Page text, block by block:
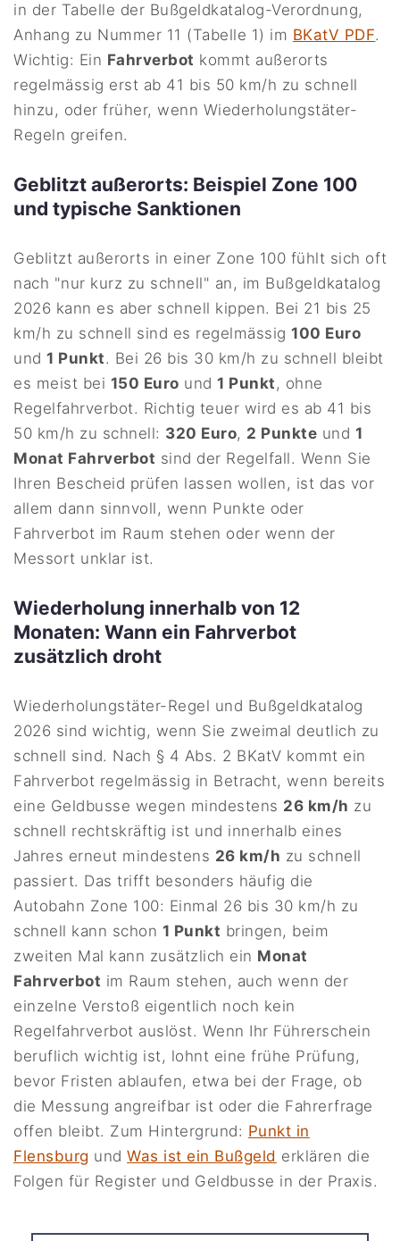
in der Tabelle der Bußgeldkatalog-Verordnung,
Anhang zu Nummer 11 (Tabelle 1) im BKatV PDF.
Wichtig: Ein Fahrverbot kommt außerorts
regelmässig erst ab 41 bis 50 km/h zu schnell
hinzu, oder früher, wenn Wiederholungstäter-
Regeln greifen.
Geblitzt außerorts: Beispiel Zone 100
und typische Sanktionen
Geblitzt außerorts in einer Zone 100 fühlt sich oft
nach "nur kurz zu schnell" an, im Bußgeldkatalog
2026 kann es aber schnell kippen. Bei 21 bis 25
km/h zu schnell sind es regelmässig100 Euro
und1 Punkt. Bei 26 bis 30 km/h zu schnell bleibt
es meist bei 150 Euro und1 Punkt, ohne
Regelfahrverbot. Richtig teuer wird es ab 41 bis
50 km/h zu schnell: 320 Euro, 2 Punkte und 1
Monat Fahrverbot sind der Regelfall. Wenn Sie
Ihren Bescheid prüfen lassen wollen, ist das vor
allem dann sinnvoll, wenn Punkte oder
Fahrverbot im Raum stehen oder wenn der
Messort unklar ist.
Wiederholung innerhalb von 12
Monaten: Wann ein Fahrverbot
zusätzlich droht
Wiederholungstäter-Regel und Bußgeldkatalog
2026 sind wichtig, wenn Sie zweimal deutlich zu
schnell sind. Nach § 4 Abs. 2 BKatV kommt ein
Fahrverbot regelmässig in Betracht, wenn bereits
eine Geldbusse wegen mindestens 26 km/h zu
schnell rechtskräftig ist und innerhalb eines
Jahres erneut mindestens 26 km/h zu schnell
passiert. Das trifft besonders häufig die
Autobahn Zone 100: Einmal 26 bis 30 km/h zu
schnell kann schon 1 Punkt bringen, beim
zweiten Mal kann zusätzlich ein Monat
Fahrverbot im Raum stehen, auch wenn der
einzelne Verstoß eigentlich noch kein
Regelfahrverbot auslöst. Wenn Ihr Führerschein
beruflich wichtig ist, lohnt eine frühe Prüfung,
bevor Fristen ablaufen, etwa bei der Frage, ob
die Messung angreifbar ist oder die Fahrerfrage
offen bleibt. Zum Hintergrund: Punkt in
Flensburg undWas ist ein Bußgeld erklären die
Folgen für Register und Geldbusse in der Praxis.